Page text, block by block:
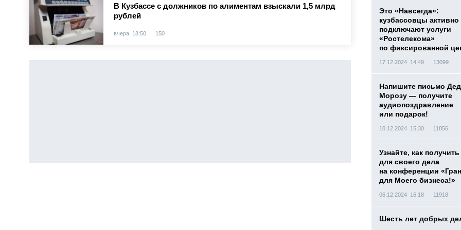
В Кузбассе с должников по алиментам взыскали 1,5 млрд
рублей
вчера, 18:50 150
Это «Навсегда»:
кузбассовцы активно
подключают услуги
«Ростелекома»
по фиксированной
17.12.2024 14:49 13099
Напишите письмо
Морозу — получите
аудиопоздравление
или подарок!
10.12.2024 15:30 11856
Узнайте, как получить
для своего дела
на конференции
для Моего бизнеса!»
06.12.2024 16:18 11918
Шесть лет добрых